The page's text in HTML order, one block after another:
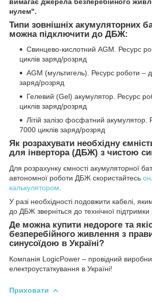
нулем".
Типи зовнішніх акумуляторних
можна підключити до ДБЖ:
Свинцево-кислотний AGM. Ресурс
циклів заряд/розряд
AGM (мультигель). Ресурс роботи –
заряд/розряд
Гелевий (Gel) акумулятор. Ресурс
циклів заряд/розряд
Літій залізо фосфатний акумулятор.
7000 циклів заряд/розряд
Як розрахувати необхідну
для інвертора (ДБЖ) з чистою
Для розрахунку ємності акумуляторної
автономної роботи ДБЖ скористайтесь
калькулятором.
У разі необхідності подовжити кабелі,
до ДБЖ зверніться до технічної підтримки
Де можна купити недороге та
безперебійного живлення з
синусоїдою в Україні?
Компанія LogicPower – провідний
електроустаткування в Україні!
Приховати